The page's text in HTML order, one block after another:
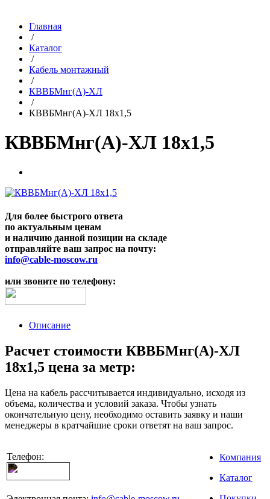
Главная
/
Каталог
/
Кабель монтажный
/
КВВБМнг(A)-ХЛ
/
КВВБМнг(A)-ХЛ 18х1,5
КВВБМнг(A)-ХЛ 18х1,5
Для более быстрого ответа
по актуальным ценам
и наличию данной позиции на складе
отправляйте ваш запрос на почту:
info@cable-moscow.ru
или звоните по телефону:
Описание
Расчет стоимости КВВБМнг(A)-ХЛ
18х1,5 цена за метр:
Цена на кабель рассчитывается индивидуально, исходя из
объема, количества и условий заказа. Чтобы узнать
окончательную цену, необходимо оставить заявку и наши
менеджеры в кратчайшие сроки ответят на ваш запрос.
Телефон:
Компания
Каталог